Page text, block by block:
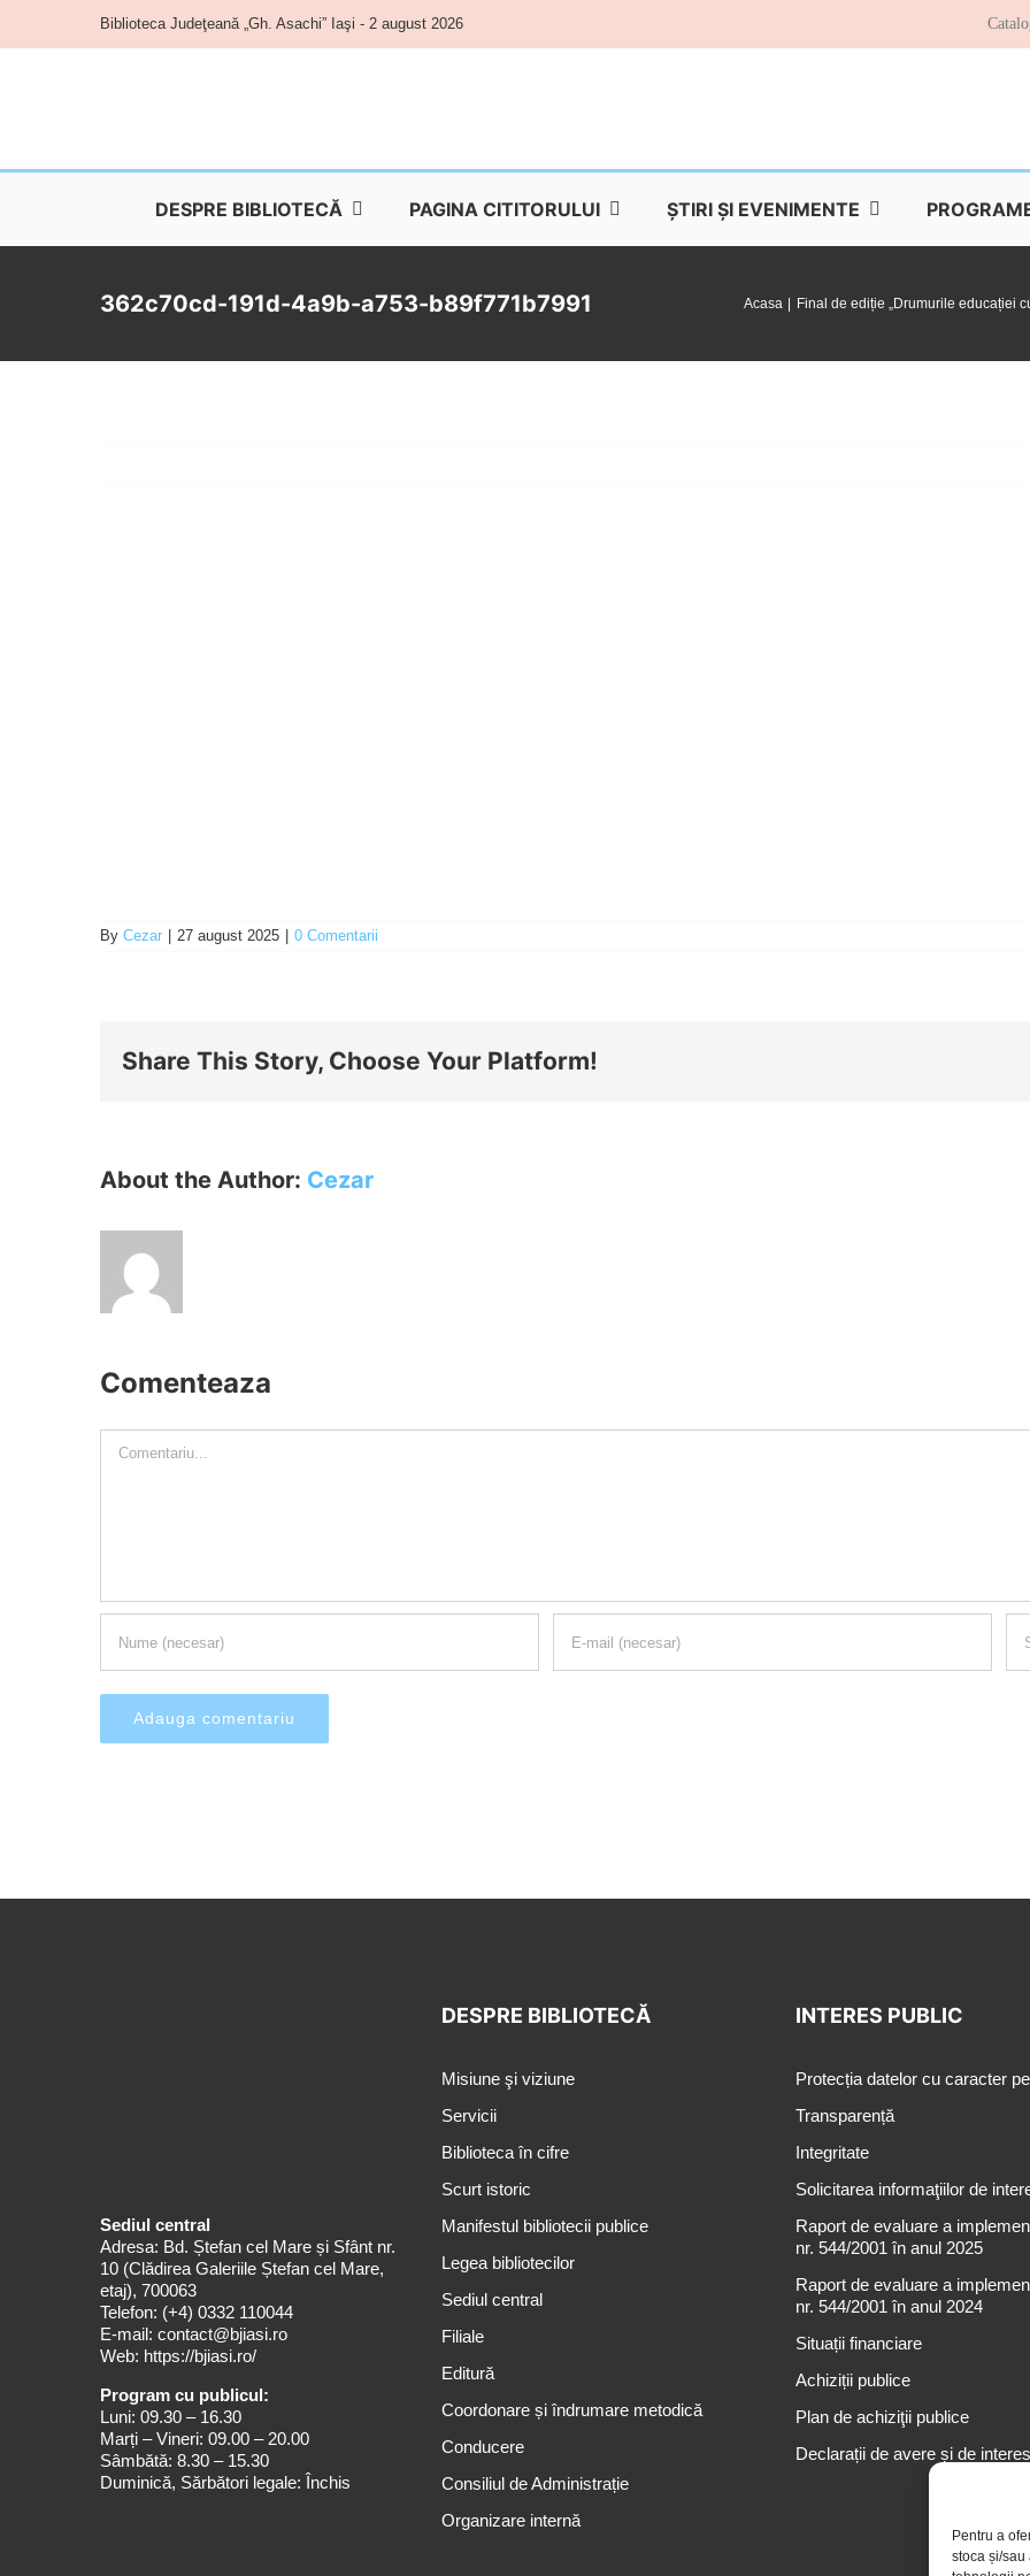
Pentru a
stoca și/sau
content
Biblioteca Judeţeană „Gh. Asachi” Iaşi - 2 august 2026
DESPRE BIBLIOTECĂ PAGINA CITITORULUI ŞTIRI ŞI EVENIMENTE
362c70cd-191d-4a9b-a753-b89f771b7991 Acasa Final de ediție „Drumurile educației
By Cezar 27 august 2025 0 Comentarii
Share This Story, Choose Your Platform!
About the Author: Cezar
Comenteaza
Sediul central
Adresa: Bd. Ștefan cel Mare și Sfânt nr.
10 (Clădirea Galeriile Ștefan cel Mare,
etaj), 700063
Telefon: (+4) 0332 110044
E-mail: contact@bjiasi.ro
Web: https://bjiasi.ro/
Program cu publicul:
Luni: 09.30 – 16.30
Marți – Vineri: 09.00 – 20.00
Sâmbătă: 8.30 – 15.30
Duminică, Sărbători legale: Închis
DESPRE BIBLIOTECĂ
Misiune şi viziune
Servicii
Biblioteca în cifre
Scurt istoric
Manifestul bibliotecii publice
Legea bibliotecilor
Sediul central
Filiale
Editură
Coordonare și îndrumare metodică
Conducere
Consiliul de Administrație
Organizare internă
INTERES PUBLIC
Protecția datelor cu caracter
Transparență
Integritate
Solicitarea informaţiilor de
Raport de evaluare a
nr. 544/2001 în anul 2025
Raport de evaluare a
nr. 544/2001 în anul 2024
Situații financiare
Achiziții publice
Plan de achiziţii publice
Declarații de avere și de